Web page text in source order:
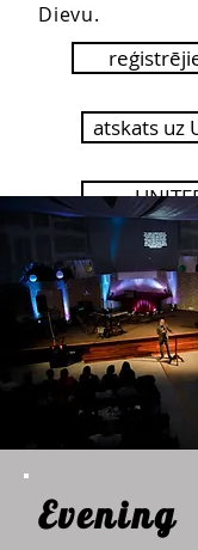
Dievu.
atskats uz
Evening